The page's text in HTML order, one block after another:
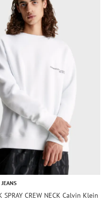
SPRAY CREW NECK Calvin Klein